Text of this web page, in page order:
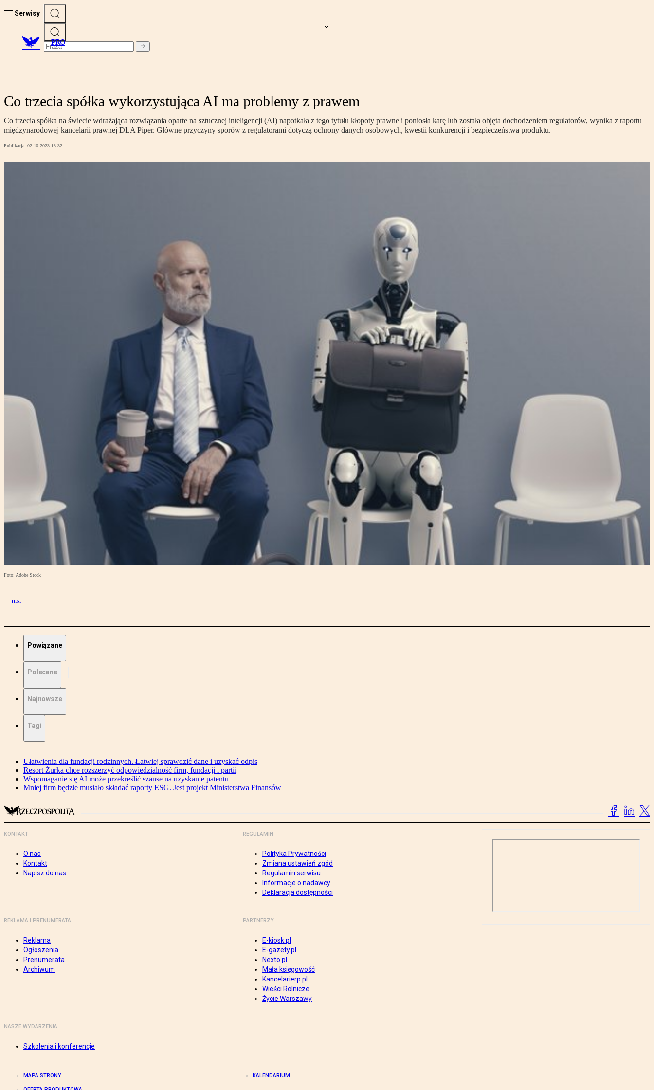
Serwisy
PRO
Co trzecia spółka wykorzystująca AI ma problemy z prawem
Co trzecia spółka na świecie wdrażająca rozwiązania oparte na sztucznej inteligencji (AI) napotkała z tego tytułu kłopoty prawne i poniosła karę lub została objęta dochodzeniem regulatorów, wynika z raportu
międzynarodowej kancelarii prawnej DLA Piper. Główne przyczyny sporów z regulatorami dotyczą ochrony danych osobowych, kwestii konkurencji i bezpieczeństwa produktu.
Publikacja: 02.10.2023 13:32
Foto: Adobe Stock
o.s.
Powiązane
Polecane
Najnowsze
Tagi
Ułatwienia dla fundacji rodzinnych. Łatwiej sprawdzić dane i uzyskać odpis
Resort Żurka chce rozszerzyć odpowiedzialność firm, fundacji i partii
Wspomaganie się AI może przekreślić szanse na uzyskanie patentu
Mniej firm będzie musiało składać raporty ESG. Jest projekt Ministerstwa Finansów
KONTAKT
O nas
Kontakt
Napisz do nas
REGULAMIN
Polityka Prywatności
Zmiana ustawień zgód
Regulamin serwisu
Informacje o nadawcy
Deklaracja dostępności
REKLAMA I PRENUMERATA
Reklama
Ogłoszenia
Prenumerata
Archiwum
PARTNERZY
E-kiosk.pl
E-gazety.pl
Nexto.pl
Mała księgowość
Kancelarierp.pl
Wieści Rolnicze
Życie Warszawy
NASZE WYDARZENIA
Szkolenia i konferencje
MAPA STRONY KALENDARIUM